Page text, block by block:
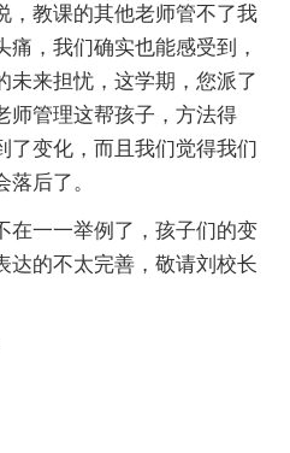
，教课的其他老师管不了我
，我们确实也能感受到，
未来担忧，这学期，您派了
师管理这帮孩子，方法得
了变化，而且我们觉得我们
后了。
在一一举例了，孩子们的变
达的不太完善，敬请刘校长